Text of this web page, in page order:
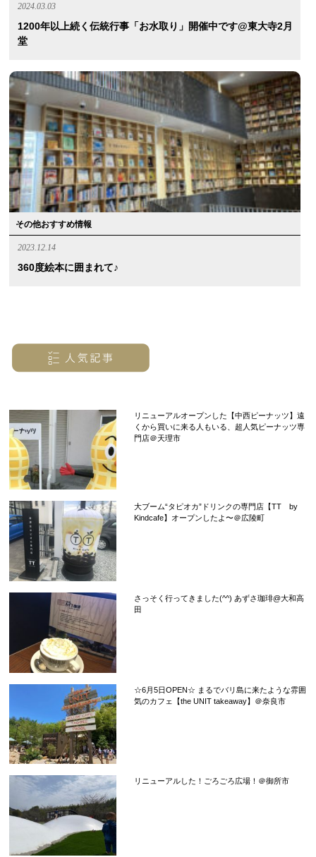
2024.03.03
1200年以上続く伝統行事「お水取り」開催中です@東大寺2月
堂
その他おすすめ情報
2023.12.14
360度絵本に囲まれて♪
リニューアルオープンした【中西ピーナッツ】遠
くから買いに来る人もいる、超人気ピーナッツ専
門店＠天理市
大ブーム“タピオカ”ドリンクの専門店【TT by
Kindcafe】オープンしたよ〜＠広陵町
さっそく行ってきました(^^) あずさ珈琲@大和高
田
☆6月5日OPEN☆ まるでバリ島に来たような雰囲
気のカフェ【the UNIT takeaway】＠奈良市
リニューアルした！ごろごろ広場！＠御所市